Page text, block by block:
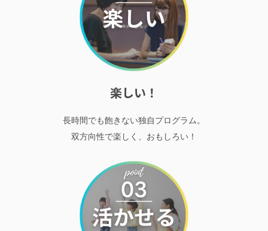
楽しい！
長時間でも飽きない独自プログラム。
双方向性で楽しく、おもしろい！